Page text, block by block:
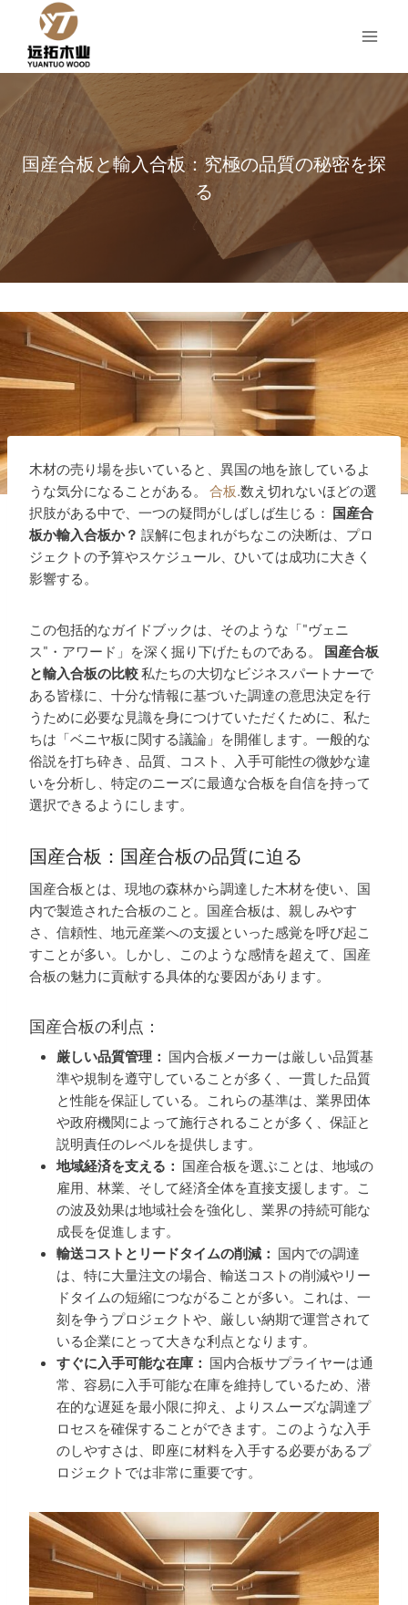
ン
へ
ッ
プ
国産合板と輸入合板：究極の品質の秘密を探
る
木材の売り場を歩いていると、異国の地を旅しているよ
うな気分になることがある。 合板 .数え切れないほどの選
択肢がある中で、一つの疑問がしばしば生じる： 国産合
板か輸入合板か？ 誤解に包まれがちなこの決断は、プロ
ジェクトの予算やスケジュール、ひいては成功に大きく
影響する。
この包括的なガイドブックは、そのような「"ヴェニ
ス"・アワード」を深く掘り下げたものである。 国産合板
と輸入合板の比較私たちの大切なビジネスパートナーで
ある皆様に、十分な情報に基づいた調達の意思決定を行
うために必要な見識を身につけていただくために、私た
ちは「ベニヤ板に関する議論」を開催します。一般的な
俗説を打ち砕き、品質、コスト、入手可能性の微妙な違
いを分析し、特定のニーズに最適な合板を自信を持って
選択できるようにします。
国産合板：国産合板の品質に迫る
国産合板とは、現地の森林から調達した木材を使い、国
内で製造された合板のこと。国産合板は、親しみやす
さ、信頼性、地元産業への支援といった感覚を呼び起こ
すことが多い。しかし、このような感情を超えて、国産
合板の魅力に貢献する具体的な要因があります。
国産合板の利点：
厳しい品質管理： 国内合板メーカーは厳しい品質基
準や規制を遵守していることが多く、一貫した品質
と性能を保証している。これらの基準は、業界団体
や政府機関によって施行されることが多く、保証と
説明責任のレベルを提供します。
地域経済を支える： 国産合板を選ぶことは、地域の
雇用、林業、そして経済全体を直接支援します。こ
の波及効果は地域社会を強化し、業界の持続可能な
成長を促進します。
輸送コストとリードタイムの削減： 国内での調達
は、特に大量注文の場合、輸送コストの削減やリー
ドタイムの短縮につながることが多い。これは、一
刻を争うプロジェクトや、厳しい納期で運営されて
いる企業にとって大きな利点となります。
すぐに入手可能な在庫： 国内合板サプライヤーは通
常、容易に入手可能な在庫を維持しているため、潜
在的な遅延を最小限に抑え、よりスムーズな調達プ
ロセスを確保することができます。このような入手
のしやすさは、即座に材料を入手する必要があるプ
ロジェクトでは非常に重要です。